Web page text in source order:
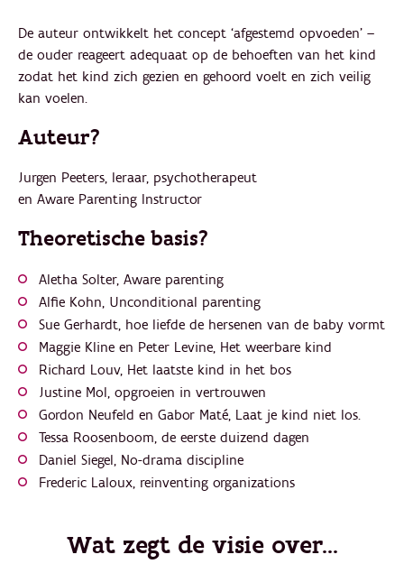
De auteur ontwikkelt het concept ‘afgestemd opvoeden’ –
de ouder reageert adequaat op de behoeften van het kind
zodat het kind zich gezien en gehoord voelt en zich veilig
kan voelen.
Auteur?
Jurgen Peeters, leraar, psychotherapeut
en Aware Parenting Instructor
Theoretische basis?
Aletha Solter, Aware parenting
Alfie Kohn, Unconditional parenting
Sue Gerhardt, hoe liefde de hersenen van de baby vormt
Maggie Kline en Peter Levine, Het weerbare kind
Richard Louv, Het laatste kind in het bos
Justine Mol, opgroeien in vertrouwen
Gordon Neufeld en Gabor Maté, Laat je kind niet los.
Tessa Roosenboom, de eerste duizend dagen
Daniel Siegel, No-drama discipline
Frederic Laloux, reinventing organizations
Wat zegt de visie over...